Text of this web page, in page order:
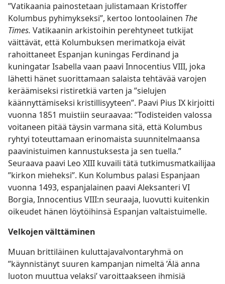
”Vatikaania painostetaan julistamaan Kristoffer
Kolumbus pyhimykseksi”, kertoo lontoolainen The
Times. Vatikaanin arkistoihin perehtyneet tutkijat
väittävät, että Kolumbuksen merimatkoja eivät
rahoittaneet Espanjan kuningas Ferdinand ja
kuningatar Isabella vaan paavi Innocentius VIII, joka
lähetti hänet suorittamaan salaista tehtävää varojen
keräämiseksi ristiretkiä varten ja ”sielujen
käännyttämiseksi kristillisyyteen”. Paavi Pius IX kirjoitti
vuonna 1851 muistiin seuraavaa: ”Todisteiden valossa
voitaneen pitää täysin varmana sitä, että Kolumbus
ryhtyi toteuttamaan erinomaista suunnitelmaansa
paavinistuimen kannustuksesta ja sen tuella.”
Seuraava paavi Leo XIII kuvaili tätä tutkimusmatkailijaa
”kirkon mieheksi”. Kun Kolumbus palasi Espanjaan
vuonna 1493, espanjalainen paavi Aleksanteri VI
Borgia, Innocentius VIII:n seuraaja, luovutti kuitenkin
oikeudet hänen löytöihinsä Espanjan valtaistuimelle.
Velkojen välttäminen
Muuan brittiläinen kuluttajavalvontaryhmä on
”käynnistänyt suuren kampanjan nimeltä ’Älä anna
luoton muuttua velaksi’ varoittaakseen ihmisiä